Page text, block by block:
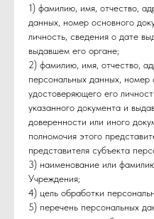
1) фамилию, имя, отчество,
данных, номер основного
личность, сведения о дате
выдавшем его органе;
2) фамилию, имя, отчество,
персональных данных, номер
удостоверяющего его
указанного документа и
доверенности или иного
полномочия этого
представителя субъекта
3) наименование или
Учреждения;
4) цель обработки
5) перечень персональных